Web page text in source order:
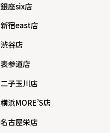
銀座six店
新宿east店
渋谷店
表参道店
二子玉川店
横浜MORE’S店
名古屋栄店